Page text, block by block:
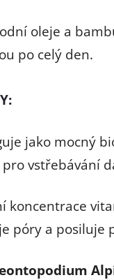
oleje a
po celý den.
jako mocný
vstřebávání
koncentrace
póry a